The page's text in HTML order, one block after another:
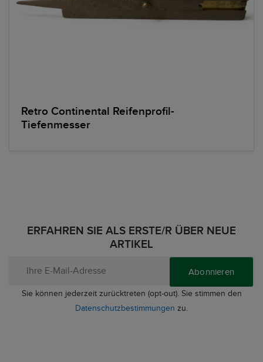
Retro Continental Reifenprofil-
Tiefenmesser
ERFAHREN SIE ALS ERSTE/R ÜBER NEUE
ARTIKEL
Abonnieren
Sie können jederzeit zurücktreten (opt-out). Sie stimmen den
Datenschutzbestimmungen zu.